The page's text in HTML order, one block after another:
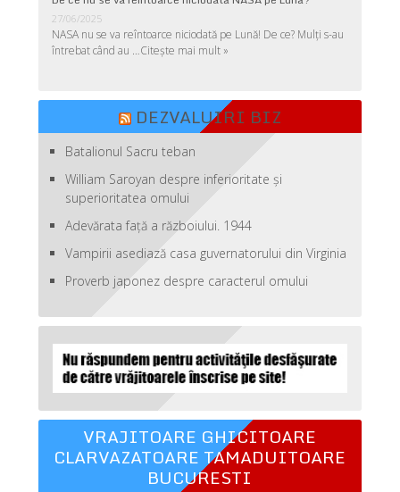
27/06/2025
NASA nu se va reîntoarce niciodată pe Lună! De ce? Mulţi s-au
întrebat când au …Citește mai mult »
DEZVALUIRI BIZ
Batalionul Sacru teban
William Saroyan despre inferioritate şi
superioritatea omului
Adevărata față a războiului. 1944
Vampirii asediază casa guvernatorului din Virginia
Proverb japonez despre caracterul omului
VRAJITOARE GHICITOARE
CLARVAZATOARE TAMADUITOARE
BUCURESTI